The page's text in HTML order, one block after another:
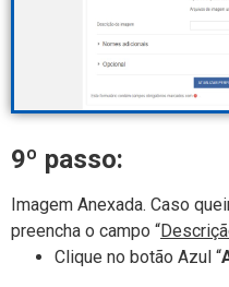
9º passo:
Imagem Anexada. Caso
preencha o campo “
Clique no botão Azul “